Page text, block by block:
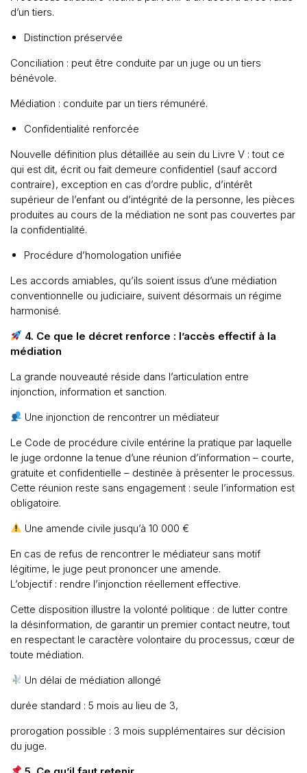
Accueil
Nos compétences
Notre équipe
Constellation Médiation
Nos partenaires
Nous rejoindre
Les Smart Diagnostics
Blog
d’un tiers.
Distinction préservée
Conciliation : peut être conduite par un juge ou un tiers
bénévole.
Médiation : conduite par un tiers rémunéré.
Confidentialité renforcée
Nouvelle définition plus détaillée au sein du Livre V : tout ce
qui est dit, écrit ou fait demeure confidentiel (sauf accord
contraire), exception en cas d’ordre public, d’intérêt
supérieur de l’enfant ou d’intégrité de la personne, les pièces
produites au cours de la médiation ne sont pas couvertes par
la confidentialité.
Procédure d’homologation unifiée
Les accords amiables, qu’ils soient issus d’une médiation
conventionnelle ou judiciaire, suivent désormais un régime
harmonisé.
4. Ce que le décret renforce : l’accès effectif à la
médiation
La grande nouveauté réside dans l’articulation entre
injonction, information et sanction.
Une injonction de rencontrer un médiateur
Le Code de procédure civile entérine la pratique par laquelle
le juge ordonne la tenue d’une réunion d’information – courte,
gratuite et confidentielle – destinée à présenter le processus.
Cette réunion reste sans engagement : seule l’information est
obligatoire.
Une amende civile jusqu’à 10 000 €
En cas de refus de rencontrer le médiateur sans motif
légitime, le juge peut prononcer une amende.
L’objectif : rendre l’injonction réellement effective.
Cette disposition illustre la volonté politique : de lutter contre
la désinformation, de garantir un premier contact neutre, tout
en respectant le caractère volontaire du processus, cœur de
toute médiation.
Un délai de médiation allongé
durée standard : 5 mois au lieu de 3,
prorogation possible : 3 mois supplémentaires sur décision
du juge.
CONTACTEZ-NOUS
Nous écrire un mail